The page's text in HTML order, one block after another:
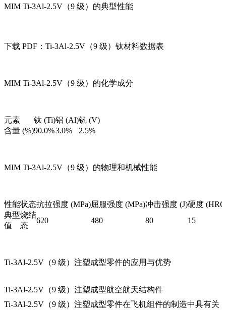
MIM Ti-3Al-2.5V（9 级）的典型性能
下载 PDF：Ti-3Al-2.5V（9 级）钛材料数据表
MIM Ti-3Al-2.5V（9 级）的化学成分
元素 钛 (Ti)铝 (Al)钒 (V)
含量 (%)90.0%3.0% 2.5%
MIM Ti-3Al-2.5V（9 级）的物理和机械性能
性能状态抗拉强度 (MPa)屈服强度 (MPa)冲击强度 (J)硬度
典型
值
烧结
态
620 480 80 15
Ti-3Al-2.5V（9 级）注塑成型零件的应用与优势
Ti-3Al-2.5V（9 级）注塑成型航空航天结构件
Ti-3Al-2.5V（9 级）注塑成型零件在飞机组件的制造中具有关